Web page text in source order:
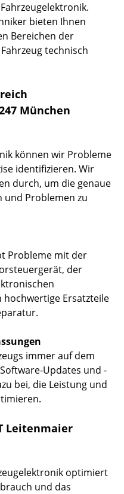
bieten Ihnen
Bereichen der
technisch
München
können wir Probleme
identifizieren. Wir
durch, um die genaue
und Problemen zu
Probleme mit der
der
Ersatzteile
immer auf dem
Updates und -
bei, die Leistung und
Leitenmaier
optimiert
und das